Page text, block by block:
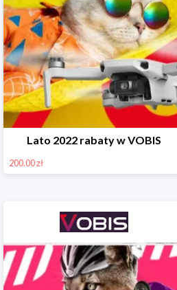
Lato 2022 rabaty w VOBIS
200.00 zł